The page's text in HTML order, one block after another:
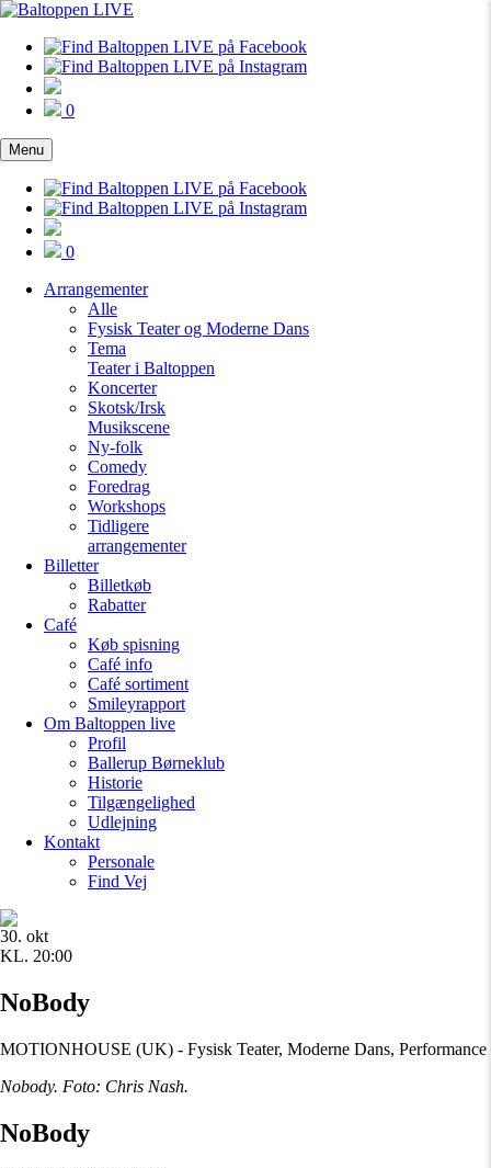
0
Menu
0
Arrangementer
Alle
Fysisk Teater og Moderne Dans
Tema
Teater i Baltoppen
Koncerter
Skotsk/Irsk
Musikscene
Ny-folk
Comedy
Foredrag
Workshops
Tidligere
arrangementer
Billetter
Billetkøb
Rabatter
Café
Køb spisning
Café info
Café sortiment
Smileyrapport
Om Baltoppen live
Profil
Ballerup Børneklub
Historie
Tilgængelighed
Udlejning
Kontakt
Personale
Find Vej
30. okt
KL. 20:00
NoBody
MOTIONHOUSE (UK) - Fysisk Teater, Moderne Dans, Performance
Nobody. Foto: Chris Nash.
NoBody